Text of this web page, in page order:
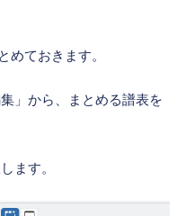
めておきます。
」から、まとめる譜表を
ます。